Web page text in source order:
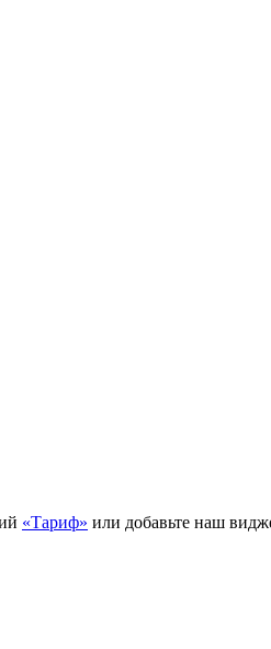
«Тариф» или добавьте наш